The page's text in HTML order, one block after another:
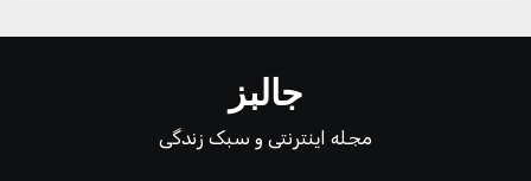
جالبز
مجله اینترنتی و سبک زندگی